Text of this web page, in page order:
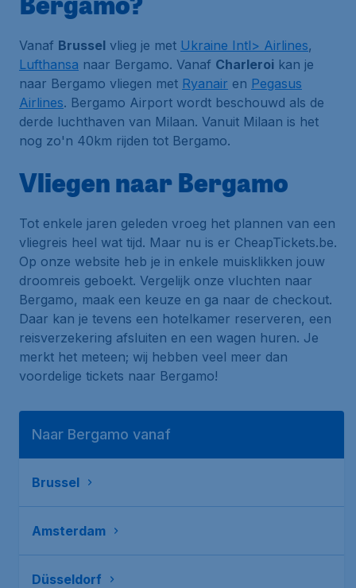
Vanaf Brussel vlieg je met Ukraine Intl> Airlines,
Lufthansa naar Bergamo. Vanaf Charleroi kan je
naar Bergamo vliegen met Ryanair en Pegasus
Airlines. Bergamo Airport wordt beschouwd als de
derde luchthaven van Milaan. Vanuit Milaan is het
nog zo'n 40km rijden tot Bergamo.
Vliegen naar Bergamo
Tot enkele jaren geleden vroeg het plannen van een
vliegreis heel wat tijd. Maar nu is er CheapTickets.be.
Op onze website heb je in enkele muisklikken jouw
droomreis geboekt. Vergelijk onze vluchten naar
Bergamo, maak een keuze en ga naar de checkout.
Daar kan je tevens een hotelkamer reserveren, een
reisverzekering afsluiten en een wagen huren. Je
merkt het meteen; wij hebben veel meer dan
voordelige tickets naar Bergamo!
Naar Bergamo vanaf
Brussel
Amsterdam
Düsseldorf